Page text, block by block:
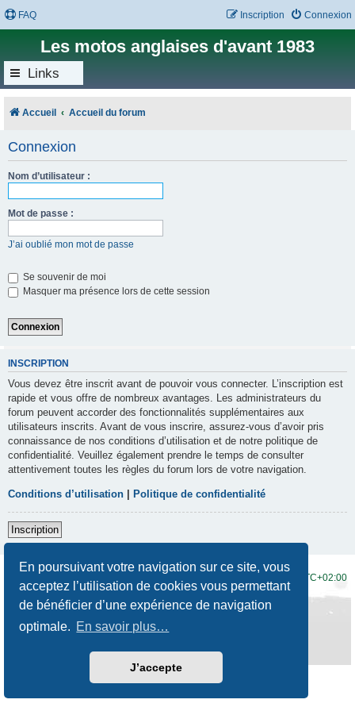
En poursuivant votre navigation sur ce site, vous
acceptez l’utilisation de cookies vous permettant
de bénéficier d’une expérience de navigation
optimale. En savoir plus…
J’accepte
FAQ Connexion
Inscription
Les motos anglaises d'avant 1983
Links
Accueil Accueil du forum
Connexion
Nom d’utilisateur :
Mot de passe :
J’ai oublié mon mot de passe
Se souvenir de moi
Masquer ma présence lors de cette session
INSCRIPTION
Vous devez être inscrit avant de pouvoir vous connecter. L’inscription est
rapide et vous offre de nombreux avantages. Les administrateurs du
forum peuvent accorder des fonctionnalités supplémentaires aux
utilisateurs inscrits. Avant de vous inscrire, assurez-vous d’avoir pris
connaissance de nos conditions d’utilisation et de notre politique de
confidentialité. Veuillez également prendre le temps de consulter
attentivement toutes les règles du forum lors de votre navigation.
Conditions d’utilisation Politique de confidentialité
Inscription
UTC+02:00
Développé par phpBB® Forum Software © phpBB Limited
Traduction française officielle
Prosilver New Edition
Confidentialité|Conditions